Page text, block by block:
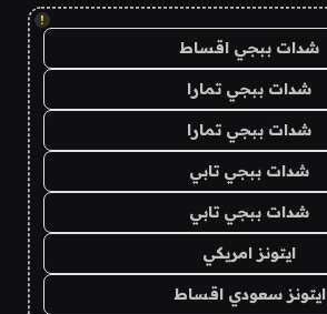
!
شدات ببجي اقساط
شدات ببجي تمارا
شدات ببجي تمارا
شدات ببجي تابي
شدات ببجي تابي
ايتونز امريكي
ايتونز سعودي اقساط